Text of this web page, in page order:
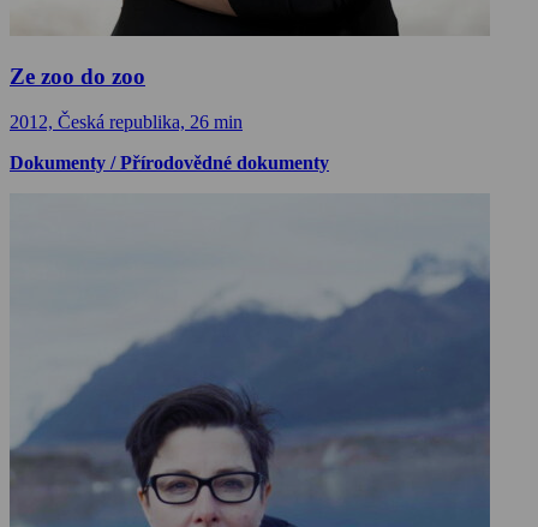
Ze zoo do zoo
2012, Česká republika, 26 min
Dokumenty / Přírodovědné dokumenty